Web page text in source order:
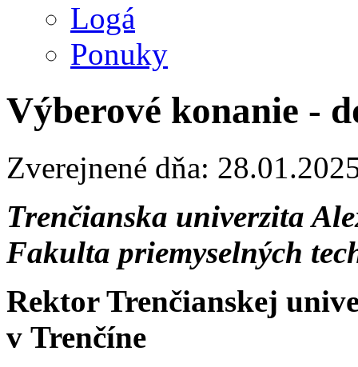
Logá
Ponuky
Výberové konanie -
Zverejnené dňa:
Trenčianska univerzita
Fakulta priemyselných
Rektor Trenčianskej
v Trenčíne